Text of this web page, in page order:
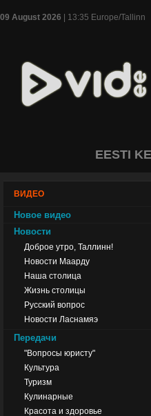
09 August 2026 | 13:35 Europe/Tallinn
EESTI
ВИДЕО
Новое видео
Новости
Доброе утро, Таллинн!
Новости Маарду
Наша столица
Жизнь столицы
Русский вопрос
Новости Ласнамяэ
Передачи
"Вопросы юристу"
Культура
Туризм
Кулинарные
Красота и здоровье